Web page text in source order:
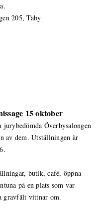
205, Täby
15 oktober
Överbysalongen
av dem. Utställningen är
butik, café, öppna
på en plats som var
gravfält vittnar om.